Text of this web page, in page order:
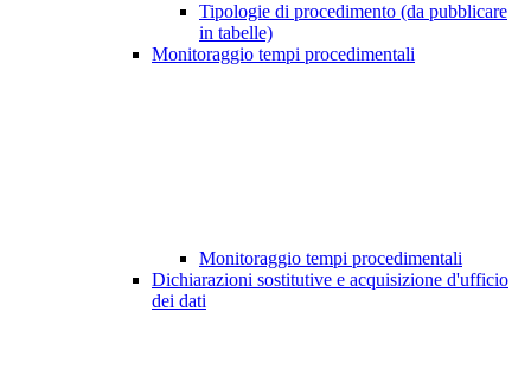
Tipologie di procedimento (da pubblicare
in tabelle)
Monitoraggio tempi procedimentali
Monitoraggio tempi procedimentali
Dichiarazioni sostitutive e acquisizione d'ufficio
dei dati